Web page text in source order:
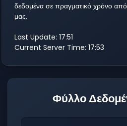
δεδομένα σε πραγματικό χρόνο
μας.
Last Update: 17:51
Current Server Time: 17:53
Φύλλο